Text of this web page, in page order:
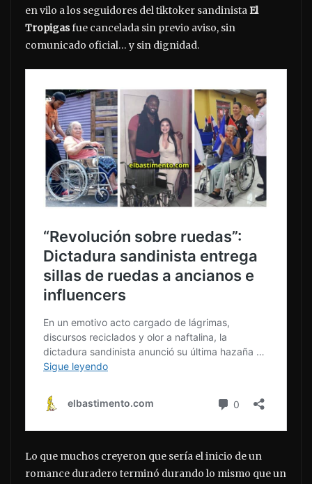
en vilo a los seguidores del tiktoker sandinistaEl
Tropigasfue cancelada sin previo aviso, sin
comunicado oficial… y sin dignidad.
Lo que muchos creyeron que sería el inicio de un
romance duradero terminó durando lo mismo que un